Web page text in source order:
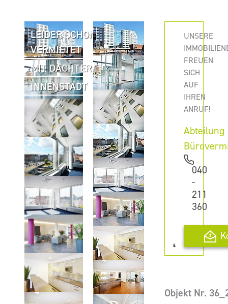
LEIDER SCHON
VERMIETET
MIT DACHTERRASSE
INNENSTADT
UNSERE
FREUEN
SICH
AUF
IHREN
ANRUF!
Abteilung
040
-
211
360
Objekt Nr.